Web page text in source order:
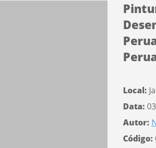
Local:
Data:
Autor:
Código: